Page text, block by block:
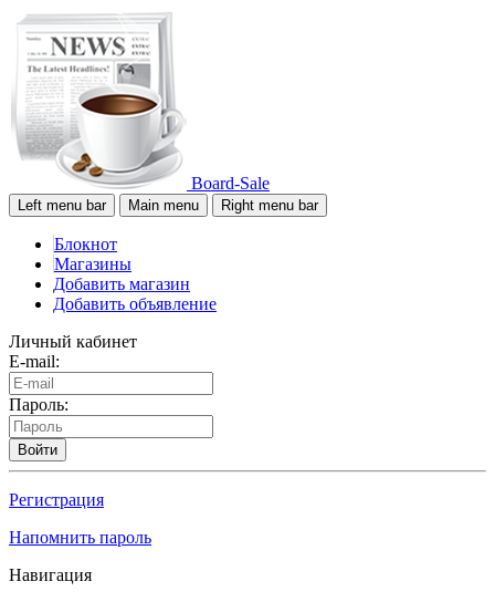
Board-Sale
Left menu bar Main menu Right menu bar
Блокнот
Магазины
Добавить магазин
Добавить объявление
Личный кабинет
E-mail:
Пароль:
Войти
Регистрация
Напомнить пароль
Навигация